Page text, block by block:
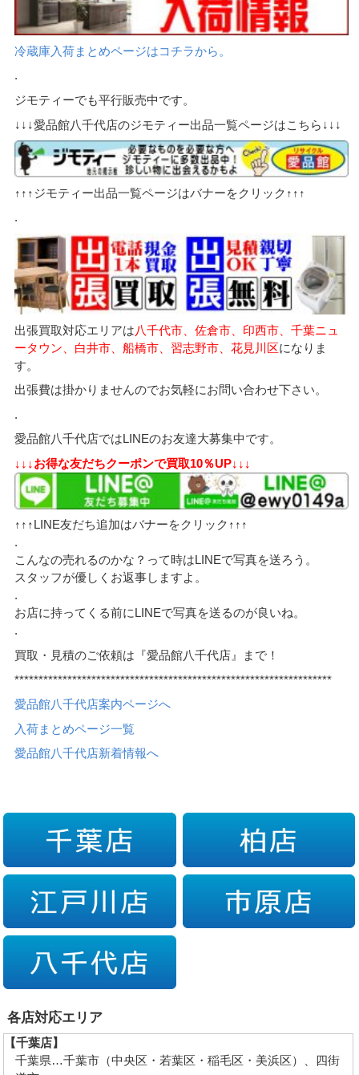
冷蔵庫入荷まとめページはコチラから。
.
ジモティーでも平行販売中です。
↓↓↓愛品館八千代店のジモティー出品一覧ページはこちら↓↓↓
↑↑↑ジモティー出品一覧ページはバナーをクリック↑↑↑
.
出張買取対応エリアは八千代市、佐倉市、印西市、千葉ニュ
ータウン、白井市、船橋市、習志野市、花見川区になりま
す。
出張費は掛かりませんのでお気軽にお問い合わせ下さい。
.
愛品館八千代店ではLINEのお友達大募集中です。
↓↓↓お得な友だちクーポンで買取10％UP↓↓↓
↑↑↑LINE友だち追加はバナーをクリック↑↑↑
.
こんなの売れるのかな？って時はLINEで写真を送ろう。
スタッフが優しくお返事しますよ。
.
お店に持ってくる前にLINEで写真を送るのが良いね。
.
買取・見積のご依頼は『愛品館八千代店』まで！
******************************************************************
愛品館八千代店案内ページへ
入荷まとめページ一覧
愛品館八千代店新着情報へ
各店対応エリア
【千葉店】
千葉県…千葉市（中央区・若葉区・稲毛区・美浜区）、四街